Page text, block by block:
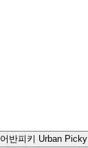
어반피키 Urban Picky